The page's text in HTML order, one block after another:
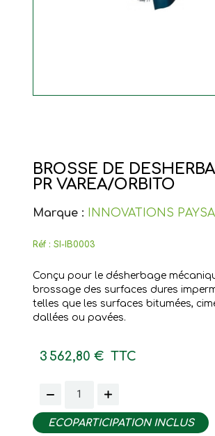
BROSSE DE
PR VAREA/ORBITO
Marque : INNOVATIONS
Réf : SI-IB0003
Conçu pour le désherbage
brossage des surfaces dures
telles que les surfaces bitumées,
dallées ou pavées.
3 562,80 € TTC
ECOPARTICIPATION INCLUS